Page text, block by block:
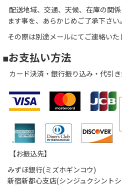
配送地域、交通、天候、在庫の関
ます事を、あらかじめご了承下さい。
その際は別途メールにてご連絡いた
■お支払い方法
カード決済・銀行振り込み・代引き
【お振込先】
みずほ銀行(ミズホギンコウ)
新宿新都心支店(シンジュクシント